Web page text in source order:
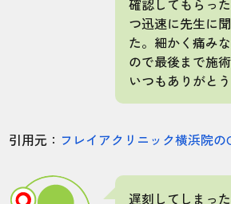
確認してもらっ
つ迅速に先生に
た。細かく痛み
ので最後まで施
いつもありがと
引用元： フレイアクリニック横浜院の
遅刻してしまっ